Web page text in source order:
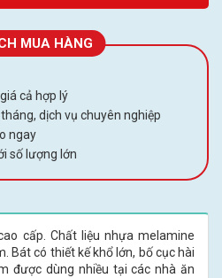
MUA HÀNG
cả hợp lý
dịch vụ chuyên nghiệp
ngay
số lượng lớn
cấp. Chất liệu nhựa melamine
Bát có thiết kế khổ lớn, bố cục hài
được dùng nhiều tại các nhà ăn